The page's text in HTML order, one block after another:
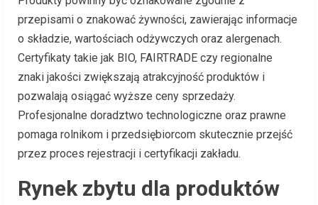
przepisami o znakować żywności, zawierając informacje
o składzie, wartościach odżywczych oraz alergenach.
Certyfikaty takie jak BIO, FAIRTRADE czy regionalne
znaki jakości zwiększają atrakcyjność produktów i
pozwalają osiągać wyższe ceny sprzedaży.
Profesjonalne doradztwo technologiczne oraz prawne
pomaga rolnikom i przedsiębiorcom skutecznie przejść
przez proces rejestracji i certyfikacji zakładu.
Rynek zbytu dla produktów